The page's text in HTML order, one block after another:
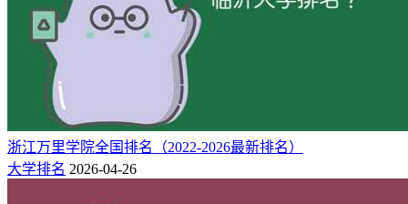
2026 177 北方民族大学 宁夏 银川市
2025 187 北方民族大学 宁夏 银川市
194 宁夏 银川市
198 宁夏 银川市
211 北方民族大学 宁夏 银川市
2.北方民族大学全国排名一览表（USNews版）
浙江万里学院全国排名（2022-2026最新排名）
大学排名 2026-04-26